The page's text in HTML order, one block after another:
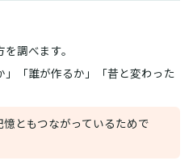
調べます。
」「誰が作るか」「昔と変わった
ともつながっているためで